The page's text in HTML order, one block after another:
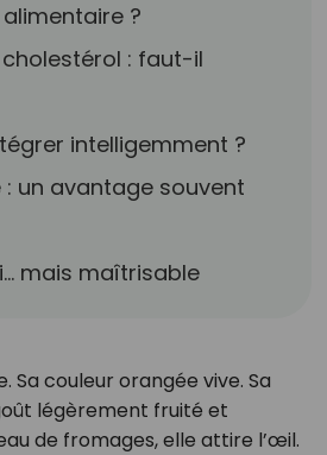
?
: faut-il
intelligemment ?
: un avantage souvent
mais maîtrisable
Sa couleur orangée vive. Sa
légèrement fruité et
de fromages, elle attire l’œil.